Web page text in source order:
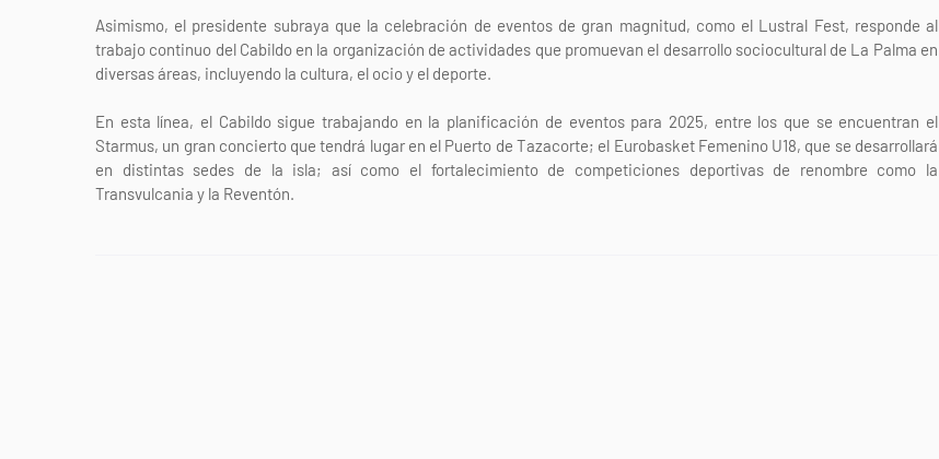
Asimismo, el presidente subraya que la celebración de eventos de gran magnitud, como el Lustral Fest, responde al
trabajo continuo del Cabildo en la organización de actividades que promuevan el desarrollo sociocultural de La Palma en
diversas áreas, incluyendo la cultura, el ocio y el deporte.
En esta línea, el Cabildo sigue trabajando en la planificación de eventos para 2025, entre los que se encuentran el
Starmus, un gran concierto que tendrá lugar en el Puerto de Tazacorte; el Eurobasket Femenino U18, que se desarrollará
en distintas sedes de la isla; así como el fortalecimiento de competiciones deportivas de renombre como la
Transvulcania y la Reventón.